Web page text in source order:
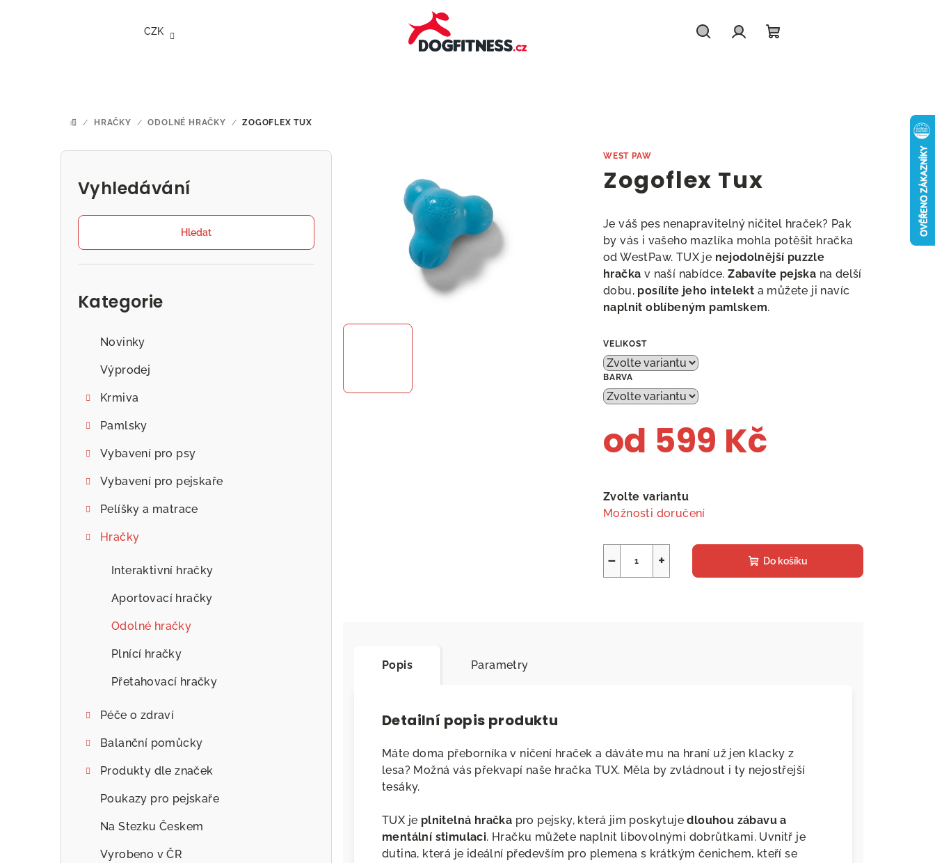
CZK
DOMŮ
/ HRAČKY / ODOLNÉ HRAČKY / ZOGOFLEX TUX
P
Vyhledávání
Hledat
Kategorie
Novinky
Výprodej
Krmiva
Pamlsky
Vybavení pro psy
Vybavení pro pejskaře
Pelíšky a matrace
Hračky
Interaktivní hračky
Aportovací hračky
Odolné hračky
Plnící hračky
Přetahovací hračky
Péče o zdraví
Balanční pomůcky
Produkty dle značek
Poukazy pro pejskaře
Na Stezku Českem
Vyrobeno v ČR
WEST PAW
Zogoflex Tux
Je váš pes nenapravitelný ničitel hraček? Pak
by vás i vašeho mazlíka mohla potěšit hračka
od WestPaw. TUX je nejodolnější puzzle
hračka v naší nabídce.Zabavíte pejska na delší
dobu, posílíte jeho intelekt a můžete ji navíc
naplnit oblíbeným pamlskem.
VELIKOST
BARVA
od 599 Kč
cena:
Zvolte variantu
Možnosti doručení
+
− Do košíku
Popis Parametry
Detailní popis produktu
Máte doma přeborníka v ničení hraček a dáváte mu na hraní už jen klacky z
lesa? Možná vás překvapí naše hračka TUX. Měla by zvládnout i ty nejostřejší
tesáky.
TUX je plnitelná hračka pro pejsky, která jim poskytujedlouhou zábavu a
mentální stimulaci. Hračku můžete naplnit libovolnými dobrůtkami. Uvnitř je
dutina, která je ideální především pro plemena s krátkým čenichem, kteří se